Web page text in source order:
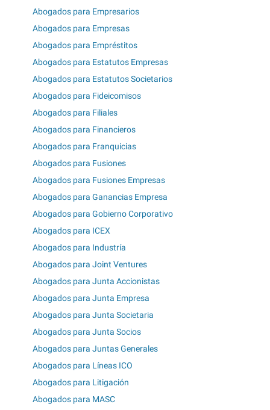
Abogados para Empresarios
Abogados para Empresas
Abogados para Empréstitos
Abogados para Estatutos Empresas
Abogados para Estatutos Societarios
Abogados para Fideicomisos
Abogados para Filiales
Abogados para Financieros
Abogados para Franquicias
Abogados para Fusiones
Abogados para Fusiones Empresas
Abogados para Ganancias Empresa
Abogados para Gobierno Corporativo
Abogados para ICEX
Abogados para Industría
Abogados para Joint Ventures
Abogados para Junta Accionistas
Abogados para Junta Empresa
Abogados para Junta Societaria
Abogados para Junta Socios
Abogados para Juntas Generales
Abogados para Líneas ICO
Abogados para Litigación
Abogados para MASC